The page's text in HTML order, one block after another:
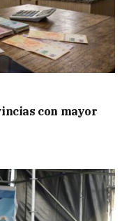
con mayor